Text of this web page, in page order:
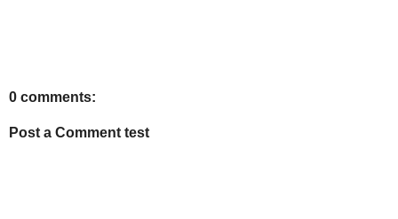
0 comments:
Post a Comment test